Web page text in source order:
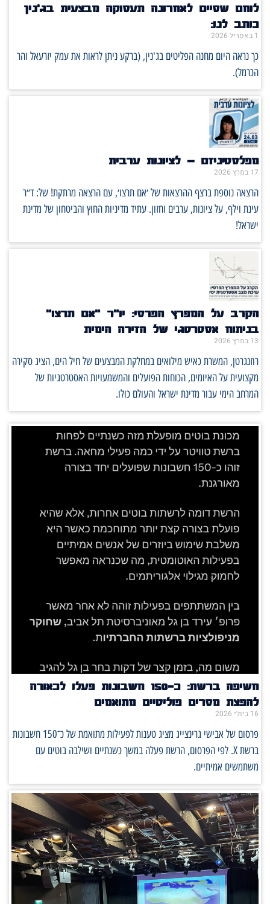
לוחם שסיים לאחרונה תעסוקה מבצעית בג'נין
כותב לנו:
1 באפריל 2026
כך נראה היום מחנה הפליטים בג'נין, (ברקע ניתן לראות את עמק יזרעאל והר
הכרמל).
מפלסטיניזם – לציונות ערבית
17 במרץ 2026
הרצאה נוספת ברצף ההרצאות של ׳אם תרצו׳, עם הרצאה מרתקת! של: ד״ר
עינת וילף, על ציונות, ערבים וחזון. עתיד מדיניות החוץ והביטחון של מדינת
ישראל!
הקרב על המפרץ הפרסי: יו"ר "אם תרצו"
בניתוח אסטרטגי של הזירה הימית
13 במרץ 2026
רוזנגרטן, המשרת כאיש מילואים במחלקת המבצעים של חיל הים, הציג סקירה
מקצועית על האיומים, הכוחות הפועלים והמשמעויות האסטרטגיות של
המרחב הימי עבור מדינת ישראל והעולם כולו.
חשיפה ברשת: כ־150 חשבונות פעלו לכאורה
להפצת מסרים פוליטיים מתואמים
16 ביולי 2026
פרסום של אבישי גרינצייג מציג טענות לפעילות מתואמת של כ־150 חשבונות
ברשת X. לפי הפרסום, הרשת פעלה במשך כשנתיים ושילבה בוטים עם
משתמשים אמיתיים.